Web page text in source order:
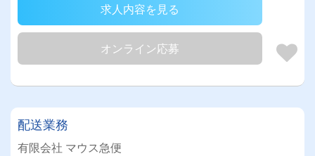
求人内容を見る
オンライン応募
配送業務
有限会社 マウス急便